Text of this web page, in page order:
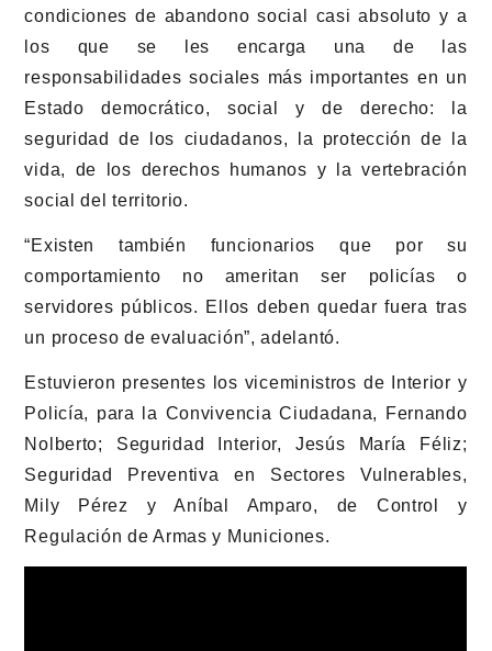
condiciones de abandono social casi absoluto y a
los que se les encarga una de las
responsabilidades sociales más importantes en un
Estado democrático, social y de derecho: la
seguridad de los ciudadanos, la protección de la
vida, de los derechos humanos y la vertebración
social del territorio.
“Existen también funcionarios que por su
comportamiento no ameritan ser policías o
servidores públicos. Ellos deben quedar fuera tras
un proceso de evaluación”, adelantó.
Estuvieron presentes los viceministros de Interior y
Policía, para la Convivencia Ciudadana, Fernando
Nolberto; Seguridad Interior, Jesús María Féliz;
Seguridad Preventiva en Sectores Vulnerables,
Mily Pérez y Aníbal Amparo, de Control y
Regulación de Armas y Municiones.